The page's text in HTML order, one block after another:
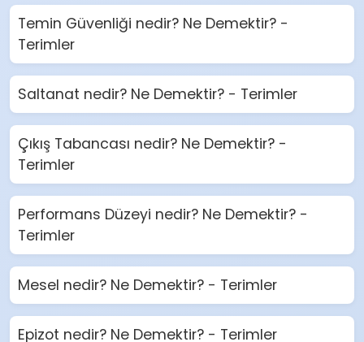
Temin Güvenliği nedir? Ne Demektir? -
Terimler
Saltanat nedir? Ne Demektir? - Terimler
Çıkış Tabancası nedir? Ne Demektir? -
Terimler
Performans Düzeyi nedir? Ne Demektir? -
Terimler
Mesel nedir? Ne Demektir? - Terimler
Epizot nedir? Ne Demektir? - Terimler